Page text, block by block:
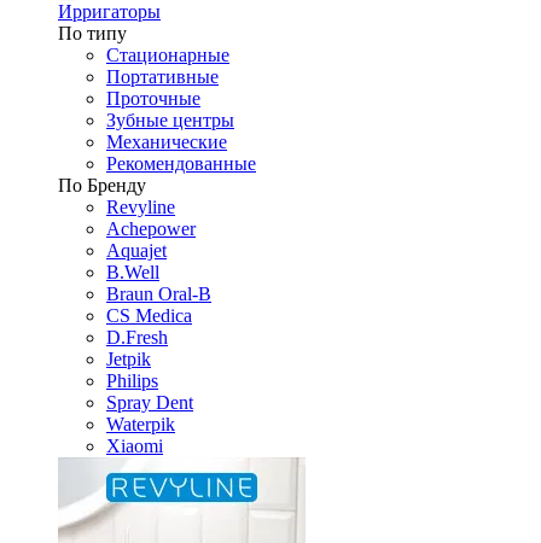
Ирригаторы
По типу
Стационарные
Портативные
Проточные
Зубные центры
Механические
Рекомендованные
По Бренду
Revyline
Achepower
Aquajet
B.Well
Braun Oral-B
CS Medica
D.Fresh
Jetpik
Philips
Spray Dent
Waterpik
Xiaomi